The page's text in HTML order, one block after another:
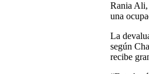
Rania Ali,
una
La
según
recibe